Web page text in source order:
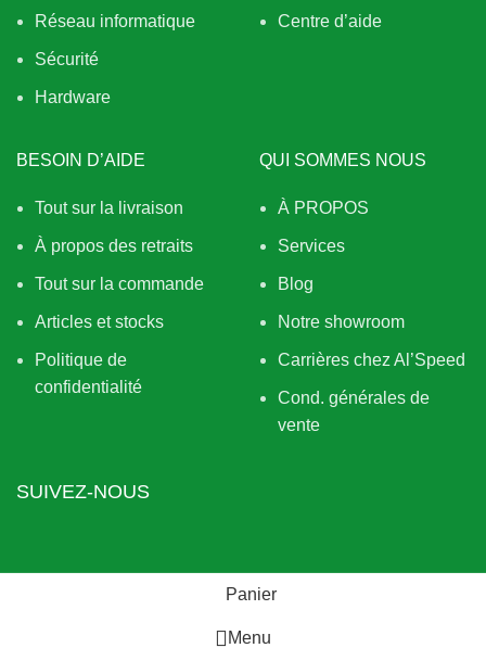
Réseau informatique
Sécurité
Hardware
Centre d’aide
BESOIN D’AIDE
Tout sur la livraison
À propos des retraits
Tout sur la commande
Articles et stocks
Politique de
confidentialité
QUI SOMMES NOUS
À PROPOS
Services
Blog
Notre showroom
Carrières chez Al’Speed
Cond. générales de
vente
SUIVEZ-NOUS
Panier
Menu